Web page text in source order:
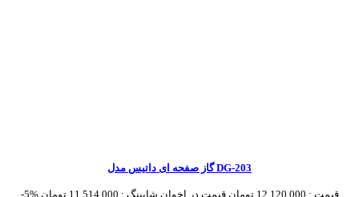
گاز صفحه ای داتیس مدل DG-203
-5% قیمت : 12,120,000 تومان قیمت در اخوان شاپینگ : 11,514,000 تومان